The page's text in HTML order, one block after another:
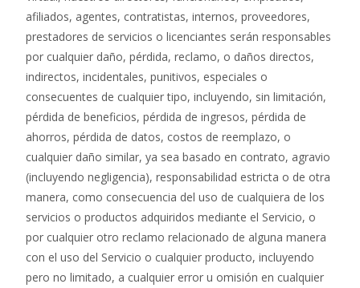
afiliados, agentes, contratistas, internos, proveedores,
prestadores de servicios o licenciantes serán responsables
por cualquier daño, pérdida, reclamo, o daños directos,
indirectos, incidentales, punitivos, especiales o
consecuentes de cualquier tipo, incluyendo, sin limitación,
pérdida de beneficios, pérdida de ingresos, pérdida de
ahorros, pérdida de datos, costos de reemplazo, o
cualquier daño similar, ya sea basado en contrato, agravio
(incluyendo negligencia), responsabilidad estricta o de otra
manera, como consecuencia del uso de cualquiera de los
servicios o productos adquiridos mediante el Servicio, o
por cualquier otro reclamo relacionado de alguna manera
con el uso del Servicio o cualquier producto, incluyendo
pero no limitado, a cualquier error u omisión en cualquier